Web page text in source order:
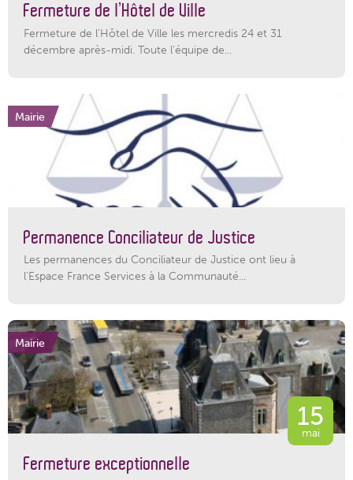
Fermeture de l’Hôtel de Ville
Fermeture de l'Hôtel de Ville les mercredis 24 et 31
décembre après-midi. Toute l'équipe de...
Mairie
Permanence Conciliateur de Justice
Les permanences du Conciliateur de Justice ont lieu à
l'Espace France Services à la Communauté...
Mairie
15
mai
Fermeture exceptionnelle